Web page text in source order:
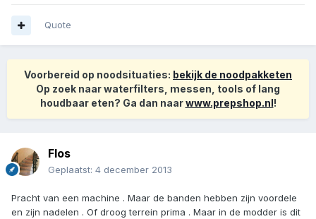
Quote
Voorbereid op noodsituaties: bekijk de noodpakketen
Op zoek naar waterfilters, messen, tools of lang
houdbaar eten? Ga dan naarwww.prepshop.nl!
Flos
Geplaatst: 4 december 2013
Pracht van een machine . Maar de banden hebben zijn voordele
en zijn nadelen . Of droog terrein prima . Maar in de modder is dit